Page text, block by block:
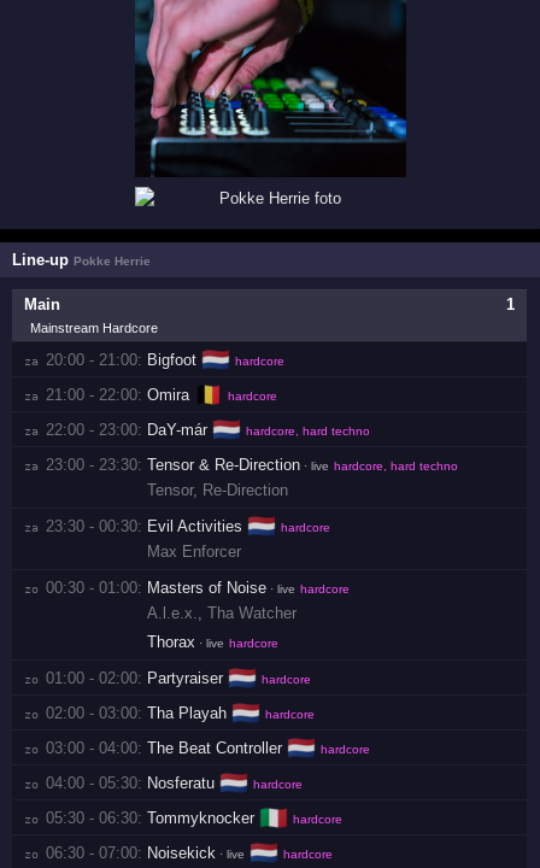
Line-upPokke Herrie
1
Main
Mainstream Hardcore
za 20:00 - 21:00: Bigfoot 🇳🇱 hardcore
za 21:00 - 22:00: Omira 🇧🇪 hardcore
za 22:00 - 23:00: DaY-már 🇳🇱 hardcore, hard techno
za 23:00 - 23:30: Tensor & Re-Direction · live hardcore, hard techno
Tensor, Re-Direction
za 23:30 - 00:30: Evil Activities 🇳🇱 hardcore
Max Enforcer
zo 00:30 - 01:00: Masters of Noise · live hardcore
A.l.e.x.,Tha Watcher
Thorax · live hardcore
zo 01:00 - 02:00: Partyraiser 🇳🇱 hardcore
zo 02:00 - 03:00: Tha Playah 🇳🇱 hardcore
zo 03:00 - 04:00: The Beat Controller 🇳🇱 hardcore
zo 04:00 - 05:30: Nosferatu 🇳🇱 hardcore
zo 05:30 - 06:30: Tommyknocker 🇮🇹 hardcore
zo 06:30 - 07:00: Noisekick · live 🇳🇱 hardcore